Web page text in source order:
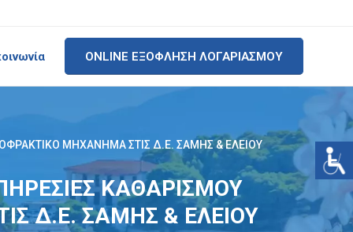
ONLINE ΕΞΟΦΛΗΣΗ ΛΟΓΑΡΙΑΣΜΟΥ
ΜΗΧΑΝΗΜΑ ΣΤΙΣ Δ.Ε. ΣΑΜΗΣ & ΕΛΕΙΟΥ
ΚΑΘΑΡΙΣΜΟΥ
Δ.Ε. ΣΑΜΗΣ & ΕΛΕΙΟΥ